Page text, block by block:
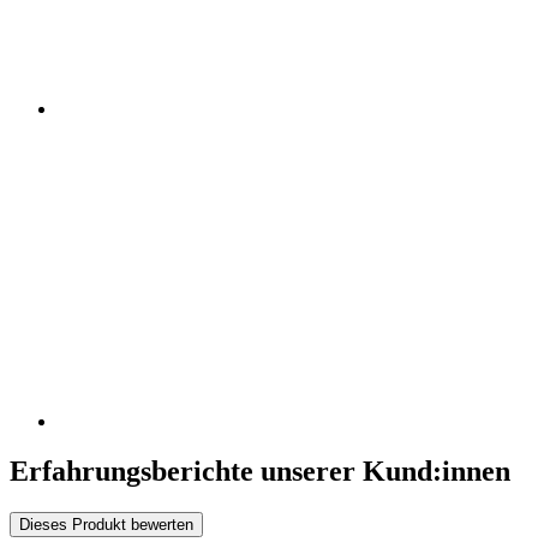
Erfahrungsberichte unserer Kund:innen
Dieses Produkt bewerten